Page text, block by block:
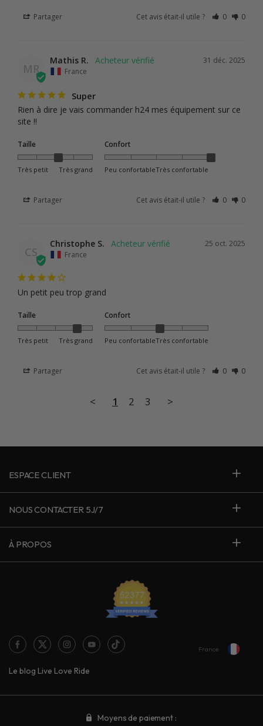
Partager Cet avis était-il utile ? 0 0
MR
31 déc. 2025
Mathis R.
France
Super
Rien à dire je vais commander h24 mes équipement sur ce
site !!
Taille
Très petit Très grand
Confort
Peu confortableTrès confortable
Partager Cet avis était-il utile ? 0 0
CS
25 oct. 2025
Christophe S.
France
Un petit peu trop grand
Taille
Très petit Très grand
Confort
Peu confortableTrès confortable
Partager Cet avis était-il utile ? 0 0
< 1 2 3 >
ESPACE CLIENT
NOUS CONTACTER 5J/7
À PROPOS
Le blog Live Love Ride
France
Moyens de paiement :